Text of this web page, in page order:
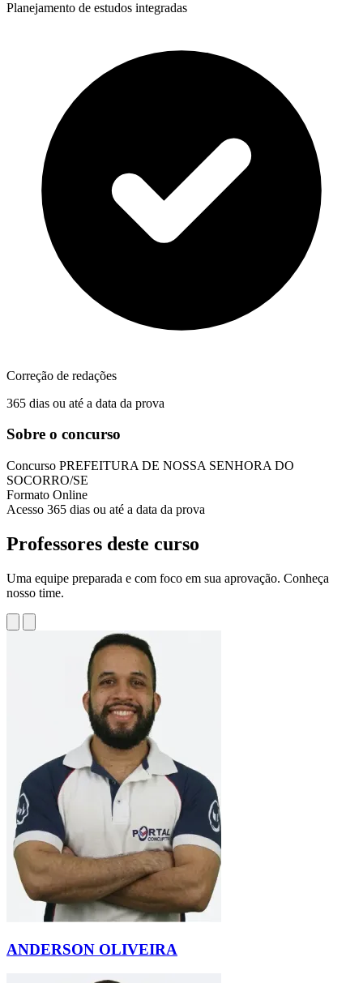
Planejamento de estudos integradas
Correção de redações
365 dias ou até a data da prova
Sobre o concurso
Concurso PREFEITURA DE NOSSA SENHORA DO
SOCORRO/SE
Formato Online
Acesso 365 dias ou até a data da prova
Professores deste curso
Uma equipe preparada e com foco em sua aprovação. Conheça
nosso time.
ANDERSON OLIVEIRA